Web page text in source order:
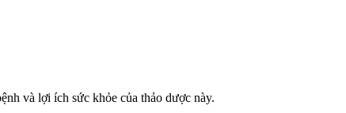
và lợi ích sức khỏe của thảo dược này.